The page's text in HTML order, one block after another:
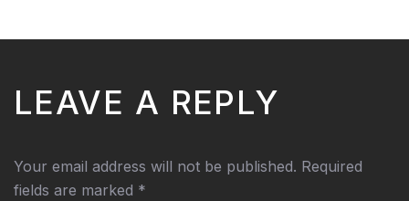
LEAVE A REPLY
Your email address will not be published. Required
fields are marked *